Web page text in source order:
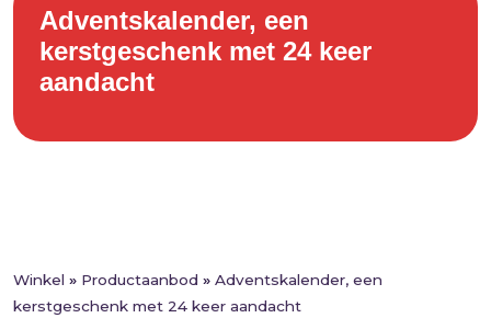
Adventskalender, een
kerstgeschenk met 24 keer
aandacht
Winkel » Productaanbod » Adventskalender, een
kerstgeschenk met 24 keer aandacht